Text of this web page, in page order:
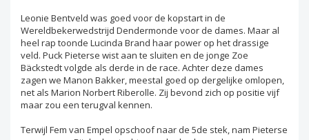
Leonie Bentveld was goed voor de kopstart in de
Wereldbekerwedstrijd Dendermonde voor de dames. Maar al
heel rap toonde Lucinda Brand haar power op het drassige
veld. Puck Pieterse wist aan te sluiten en de jonge Zoe
Bäckstedt volgde als derde in de race. Achter deze dames
zagen we Manon Bakker, meestal goed op dergelijke omlopen,
net als Marion Norbert Riberolle. Zij bevond zich op positie vijf
maar zou een terugval kennen.
Terwijl Fem van Empel opschoof naar de 5de stek, nam Pieterse